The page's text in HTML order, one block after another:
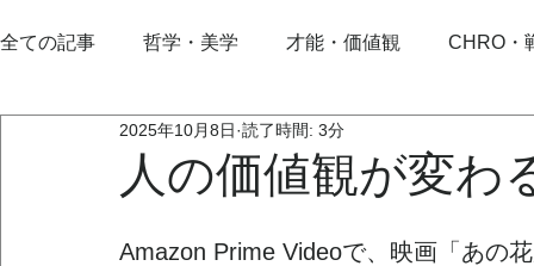
全ての記事 哲学・美学 才能・価値観 CHRO・
人の価値観が変わ
2025年10月8日 読了時間: 3分
Amazon Prime Videoで、映画「あの